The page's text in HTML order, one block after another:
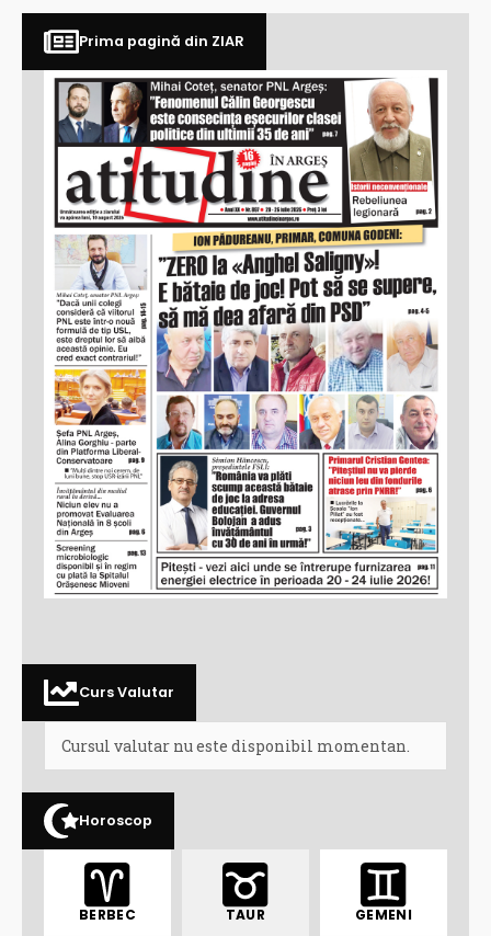
Prima pagină din ZIAR
Curs Valutar
Cursul valutar nu este disponibil momentan.
Horoscop
BERBEC TAUR GEMENI